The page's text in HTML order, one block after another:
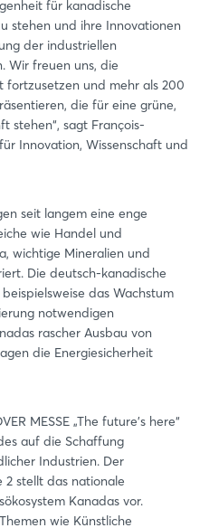
für kanadische
stehen und ihre Innovationen
der industriellen
Wir freuen uns, die
fortzusetzen und mehr als 200
die für eine grüne,
stehen“, sagt François-
Innovation, Wissenschaft und
seit langem eine enge
wie Handel und
wichtige Mineralien und
Die deutsch-kanadische
das Wachstum
notwendigen
rascher Ausbau von
die Energiesicherheit
MESSE „The future’s here“
auf die Schaffung
Industrien. Der
2 stellt das nationale
Kanadas vor.
wie Künstliche